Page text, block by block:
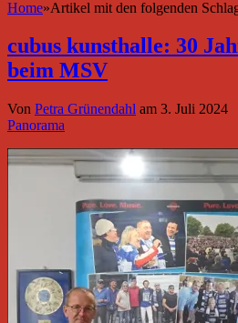
Home»Artikel mit den folgenden
cubus kunsthalle: 30
beim MSV
Von Petra Grünendahl am 3. Juli 2024
Panorama